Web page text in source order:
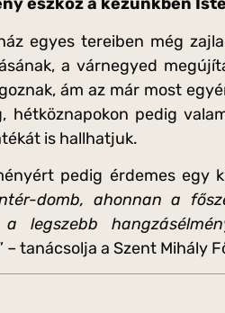
egyes tereiben még
a várnegyed
ám az már most
hétköznapokon pedig
is hallhatjuk.
pedig érdemes egy
domb, ahonnan a
legszebb
– tanácsolja a Szent Mihály